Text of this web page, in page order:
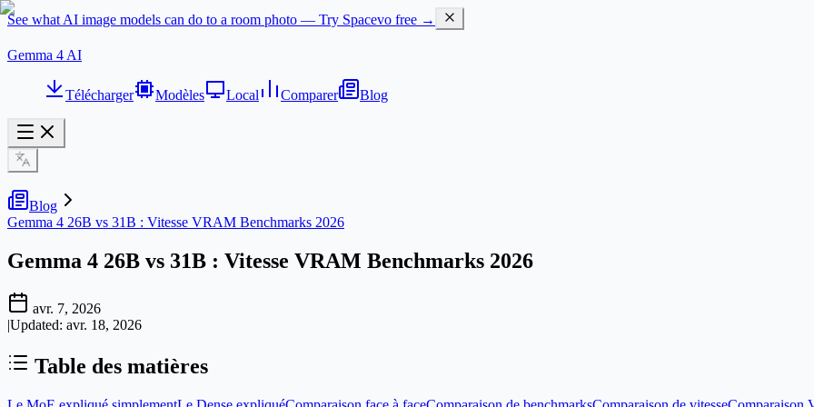
See what AI image models can do to a room photo — Try Spacevo free →
Gemma 4 AI
Télécharger Modèles Local Comparer Blog
Blog
Gemma 4 26B vs 31B : Vitesse VRAM Benchmarks 2026
Gemma 4 26B vs 31B : Vitesse VRAM Benchmarks 2026
avr. 7, 2026
|Updated: avr. 18, 2026
Table des matières